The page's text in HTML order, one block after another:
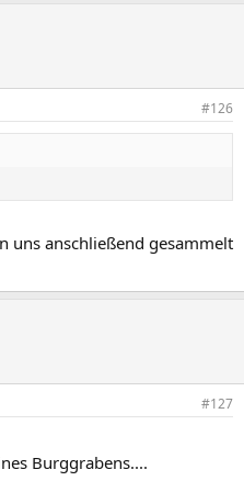
#126
uns anschließend gesammelt
#127
Burggrabens....